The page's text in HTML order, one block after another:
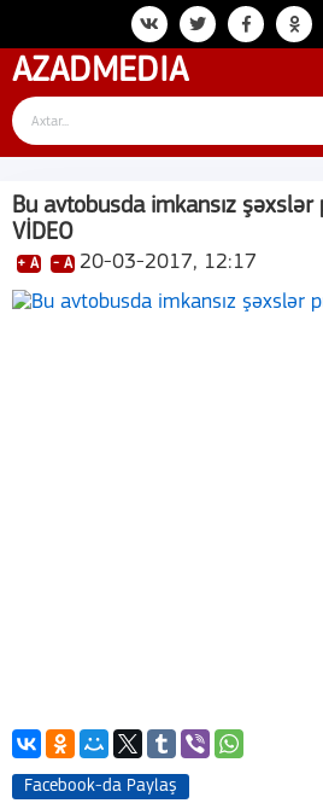
AZADMEDIA
Bu avtobusda imkansız şəxslər
VİDEO
+ A - A 20-03-2017, 12:17
Facebook-da Paylaş